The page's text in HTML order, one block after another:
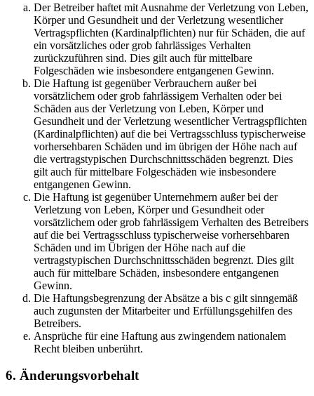
Der Betreiber haftet mit Ausnahme der Verletzung von Leben,
Körper und Gesundheit und der Verletzung wesentlicher
Vertragspflichten (Kardinalpflichten) nur für Schäden, die auf
ein vorsätzliches oder grob fahrlässiges Verhalten
zurückzuführen sind. Dies gilt auch für mittelbare
Folgeschäden wie insbesondere entgangenen Gewinn.
Die Haftung ist gegenüber Verbrauchern außer bei
vorsätzlichem oder grob fahrlässigem Verhalten oder bei
Schäden aus der Verletzung von Leben, Körper und
Gesundheit und der Verletzung wesentlicher Vertragspflichten
(Kardinalpflichten) auf die bei Vertragsschluss typischerweise
vorhersehbaren Schäden und im übrigen der Höhe nach auf
die vertragstypischen Durchschnittsschäden begrenzt. Dies
gilt auch für mittelbare Folgeschäden wie insbesondere
entgangenen Gewinn.
Die Haftung ist gegenüber Unternehmern außer bei der
Verletzung von Leben, Körper und Gesundheit oder
vorsätzlichem oder grob fahrlässigem Verhalten des Betreibers
auf die bei Vertragsschluss typischerweise vorhersehbaren
Schäden und im Übrigen der Höhe nach auf die
vertragstypischen Durchschnittsschäden begrenzt. Dies gilt
auch für mittelbare Schäden, insbesondere entgangenen
Gewinn.
Die Haftungsbegrenzung der Absätze a bis c gilt sinngemäß
auch zugunsten der Mitarbeiter und Erfüllungsgehilfen des
Betreibers.
Ansprüche für eine Haftung aus zwingendem nationalem
Recht bleiben unberührt.
6. Änderungsvorbehalt